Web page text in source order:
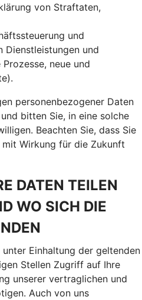
von Straftaten,
und
Dienstleistungen und
neue und
personenbezogener Daten
bitten Sie, in eine solche
Beachten Sie, dass Sie
Wirkung für die Zukunft
DATEN TEILEN
WO SICH DIE
Einhaltung der geltenden
Stellen Zugriff auf Ihre
unserer vertraglichen und
Auch von uns